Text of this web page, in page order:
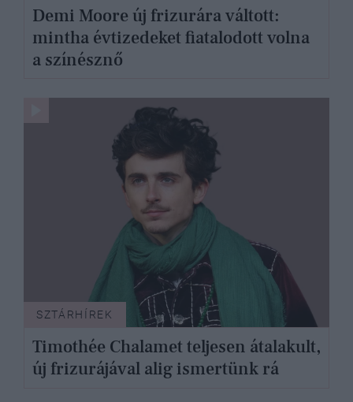
Demi Moore új frizurára váltott:
mintha évtizedeket fiatalodott volna
a színésznő
SZTÁRHÍREK
Timothée Chalamet teljesen átalakult,
új frizurájával alig ismertünk rá